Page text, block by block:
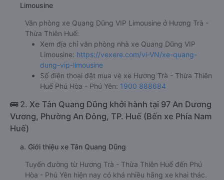
Limousine
Văn phòng xe Quang Dũng VIP Limousine ở Hương Trà -
Thừa Thiên Huế:
Xem địa chỉ văn phòng nhà xe Quang Dũng VIP
Limousine: https://vexere.com/vi-VN/xe-quang-
dung-vip-limousine
Số điện thoại đặt mua vé xe Hương Trà - Thừa Thiên
Huế Phú Hòa - Phú Yên: 1900 888684
🚌 2. Xe Tân Quang Dũng khởi hành tại 97 An Dương
Vương, Phường An Đông, TP. Huế (Bến xe Phía Nam
Huế)
a. Giới thiệu xe Tân Quang Dũng
Tuyến đường từ Hương Trà - Thừa Thiên Huế đến Phú
Hòa - Phú Yên hiện nay có khá nhiều hãng xe khai thác.